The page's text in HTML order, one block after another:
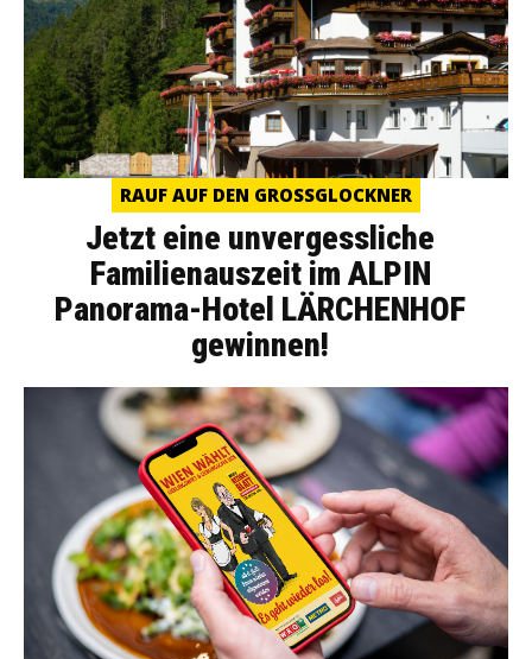
RAUF AUF DEN GROSSGLOCKNER
Jetzt eine unvergessliche
Familienauszeit im ALPIN
Panorama-Hotel LÄRCHENHOF
gewinnen!